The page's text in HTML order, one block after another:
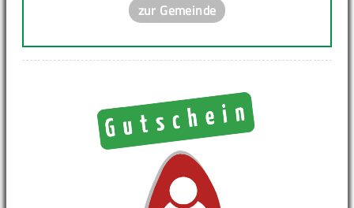
zur Gemeinde